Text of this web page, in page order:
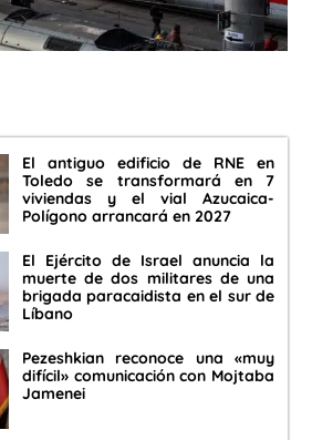
El antiguo edificio de RNE en
Toledo se transformará en 7
viviendas y el vial Azucaica-
Polígono arrancará en 2027
El Ejército de Israel anuncia la
muerte de dos militares de una
brigada paracaidista en el sur de
Líbano
Pezeshkian reconoce una «muy
difícil» comunicación con Mojtaba
Jamenei